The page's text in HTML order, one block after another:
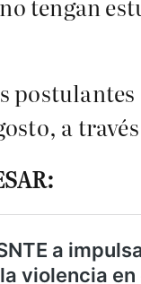
tengan
postulantes
a